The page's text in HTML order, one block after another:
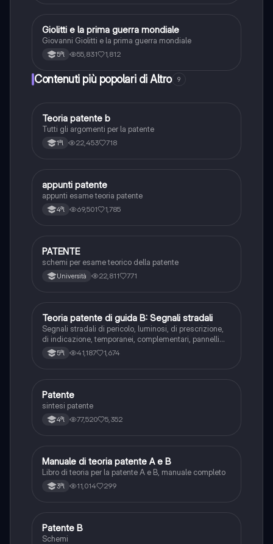
Altro
Giolitti e la prima guerra mondiale
Giovanni Giolitti e la prima guerra mondiale
5ªl 55,831 1,812
Contenuti più popolari di Altro 9
Altro
Teoria patente b
Tutti gli argomenti per la patente
1ªl 22,453 718
Altro
appunti patente
appunti esame teoria patente
4ªl 69,501 1,785
Altro
PATENTE
schemi per esame teorico della patente
Università 22,811 771
Ed. civ.
Teoria patente di guida B: Segnali stradali
Segnali stradali di pericolo, luminosi, di prescrizione,
di indicazione, temporanei, complementari, pannelli
integrativi, segnaletica orizzontale, segnalazioni
agenti del traffico, distanza di visibilità per l‘arresto,
5ªl 41,187 1,674
Altro
Patente
sintesi patente
4ªl 77,520 5,352
Italiano
Manuale di teoria patente A e B
Libro di teoria per la patente A e B, manuale completo
3ªl 11,014 299
Altro
Patente B
Schemi